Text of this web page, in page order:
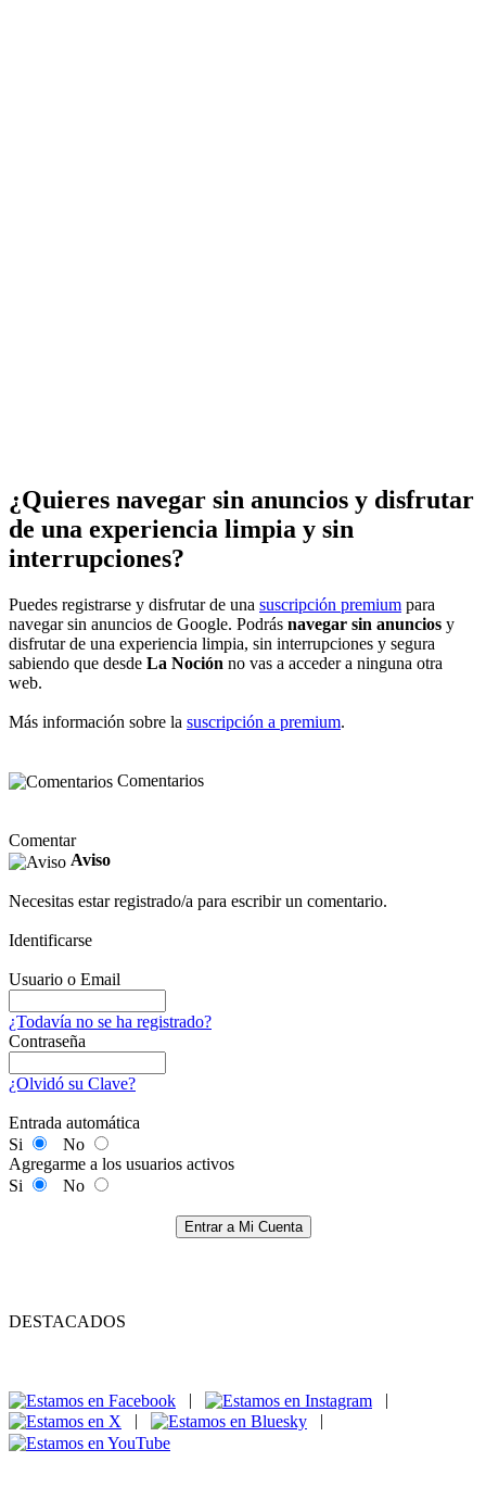
¿Quieres navegar sin anuncios y disfrutar
de una experiencia limpia y sin
interrupciones?
Puedes registrarse y disfrutar de una suscripción premium para
navegar sin anuncios de Google. Podrás navegar sin anuncios y
disfrutar de una experiencia limpia, sin interrupciones y segura
sabiendo que desde La Noción no vas a acceder a ninguna otra
web.
Más información sobre la suscripción a premium.
Comentarios
Comentar
Aviso
Necesitas estar registrado/a para escribir un comentario.
Identificarse
Usuario o Email
¿Todavía no se ha registrado?
Contraseña
¿Olvidó su Clave?
Entrada automática
Si
No
Agregarme a los usuarios activos
Si
No
Entrar a Mi Cuenta
DESTACADOS
|
|
|
|